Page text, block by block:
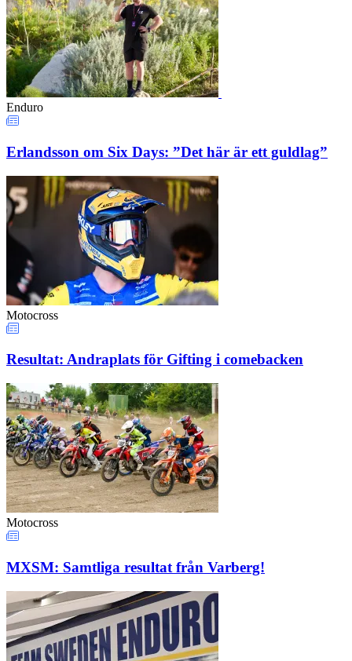
Enduro
Erlandsson om Six Days: ”Det här är ett guldlag”
Motocross
Resultat: Andraplats för Gifting i comebacken
Motocross
MXSM: Samtliga resultat från Varberg!